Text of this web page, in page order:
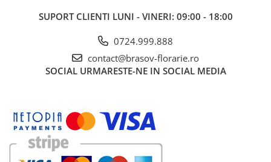
SUPORT CLIENTI LUNI - VINERI: 09:00 - 18:00
0724.999.888
contact@brasov-florarie.ro
SOCIAL URMARESTE-NE IN SOCIAL MEDIA